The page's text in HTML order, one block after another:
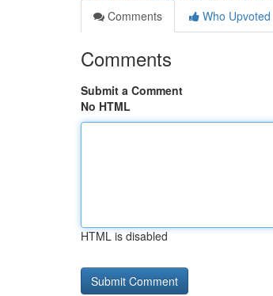
Comments
Who Upvoted
Comments
Submit a Comment
No HTML
HTML is disabled